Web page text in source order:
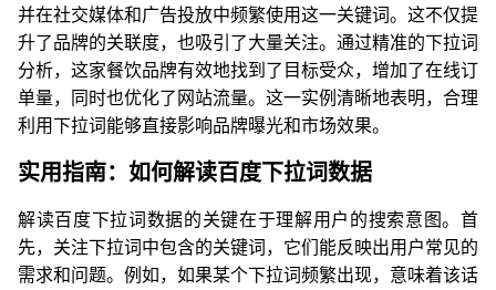
并在社交媒体和广告投放中频繁使用这一关键词。这不仅提
升了品牌的关联度，也吸引了大量关注。通过精准的下拉词
分析，这家餐饮品牌有效地找到了目标受众，增加了在线订
单量，同时也优化了网站流量。这一实例清晰地表明，合理
利用下拉词能够直接影响品牌曝光和市场效果。
实用指南：如何解读百度下拉词数据
解读百度下拉词数据的关键在于理解用户的搜索意图。首
先，关注下拉词中包含的关键词，它们能反映出用户常见的
需求和问题。例如，如果某个下拉词频繁出现，意味着该话